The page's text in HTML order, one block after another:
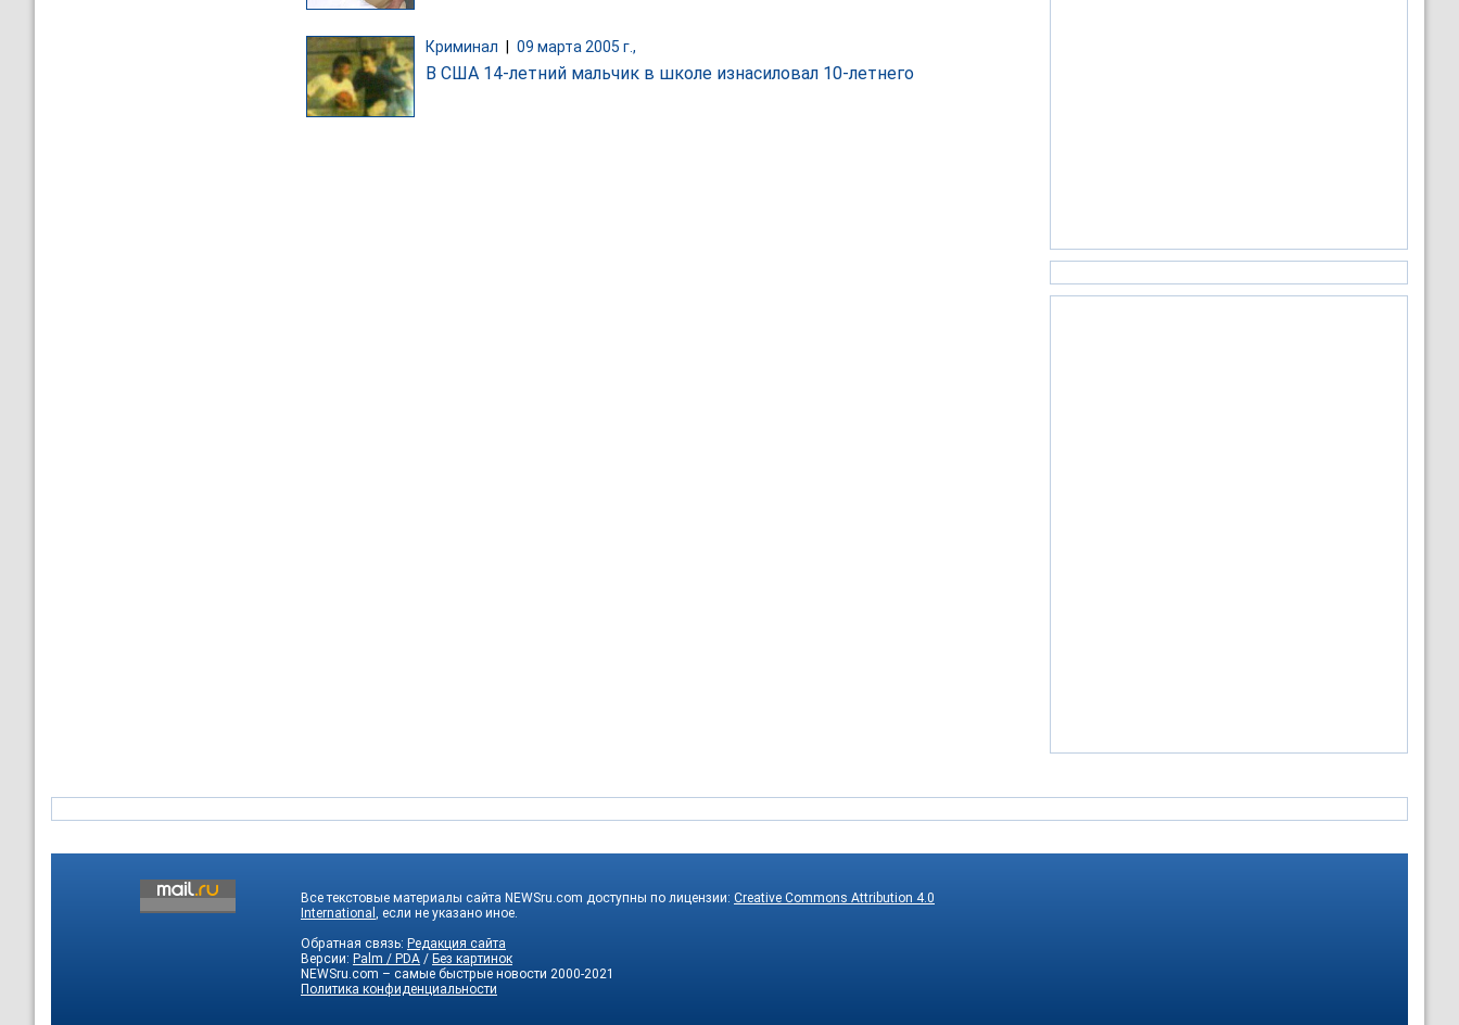
Криминал 09 марта 2005 г.,
В США 14-летний мальчик в школе изнасиловал 10-летнего
Все текстовые материалы сайта NEWSru.com доступны по лицензии: Creative Commons Attribution 4.0
International , если не указано иное.
Обратная связь: Редакция сайта
Версии: Palm / PDA / Без картинок
NEWSru.com – самые быстрые новости 2000-2021
Политика конфиденциальности